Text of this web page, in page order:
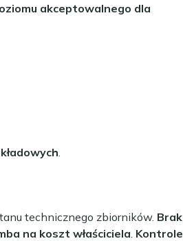
akceptowalnego dla
technicznego zbiorników. Brak
na koszt właściciela Kontrole